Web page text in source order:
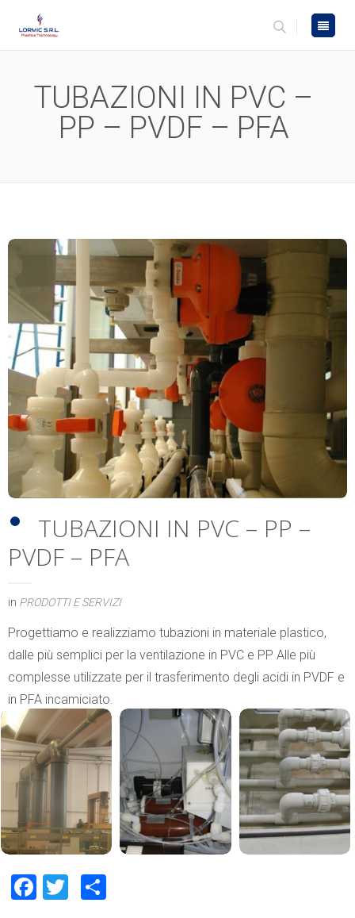
TUBAZIONI IN PVC –
PP – PVDF – PFA
TUBAZIONI IN PVC – PP –
PVDF – PFA
in PRODOTTI E SERVIZI
Progettiamo e realizziamo tubazioni in materiale plastico,
dalle più semplici per la ventilazione in PVC e PP Alle più
complesse utilizzate per il trasferimento degli acidi in PVDF e
in PFA incamiciato.
Facebook
Twitter